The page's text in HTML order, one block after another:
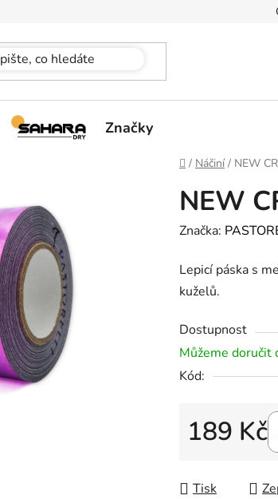
Značky
Domů
/ Náčiní / NEW
NEW
Značka:
Lepicí páska s
kuželů.
Dostupnost
Můžeme doručit
Kód:
189 Kč
Tisk